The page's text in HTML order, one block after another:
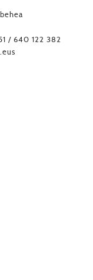
/ 640 122 382